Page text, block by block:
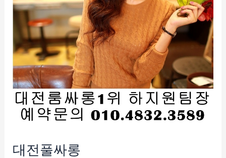
대전풀싸롱